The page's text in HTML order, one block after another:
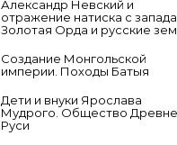
Александр Невский и
отражение натиска с запада.
Золотая Орда и русские
Создание Монгольской
империи. Походы Батыя
Дети и внуки Ярослава
Мудрого. Общество
Руси